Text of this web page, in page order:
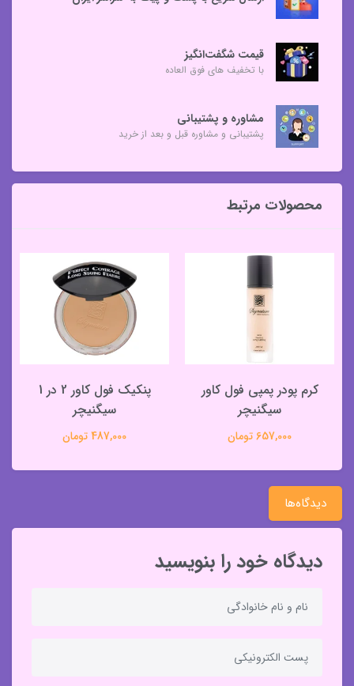
قیمت شگفت‌انگیز
با تخفیف های فوق العاده
مشاوره و پشتیبانی
پشتیبانی و مشاوره قبل و بعد از خرید
محصولات مرتبط
کرم پودر پمپی فول کاور
سیگنیچر
657,000 تومان
پنکیک فول کاور 2 در 1
سیگنیچر
487,000 تومان
دیدگاه‌ها
دیدگاه خود را بنویسید